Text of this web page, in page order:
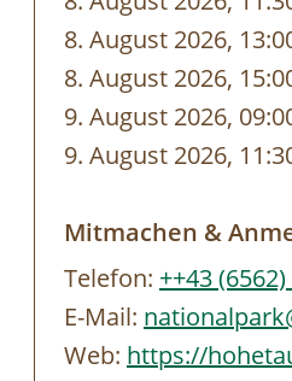
8. August 2026,
8. August 2026,
9. August 2026,
9. August 2026,
Mitmachen &
Telefon: ++43
E-Mail:
Web: